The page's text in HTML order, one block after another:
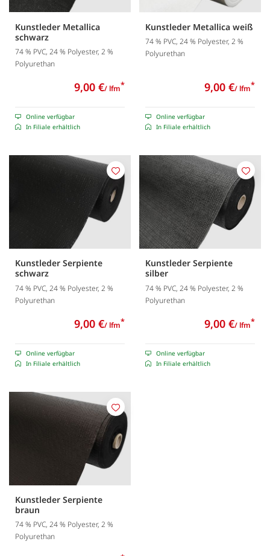
Kunstleder Metallica
schwarz
74 % PVC, 24 % Polyester, 2 %
Polyurethan
9,00 €/ lfm*
Online verfügbar
In Filiale erhältlich
Kunstleder Metallica weiß
74 % PVC, 24 % Polyester, 2 %
Polyurethan
9,00 €/ lfm*
Online verfügbar
In Filiale erhältlich
Kunstleder Serpiente
schwarz
74 % PVC, 24 % Polyester, 2 %
Polyurethan
9,00 €/ lfm*
Online verfügbar
In Filiale erhältlich
Merken
Kunstleder Serpiente
silber
74 % PVC, 24 % Polyester, 2 %
Polyurethan
9,00 €/ lfm*
Online verfügbar
In Filiale erhältlich
Kunstleder Serpiente
braun
74 % PVC, 24 % Polyester, 2 %
Polyurethan
Merken